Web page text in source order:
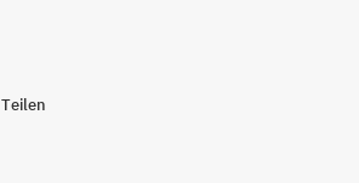
Teilen